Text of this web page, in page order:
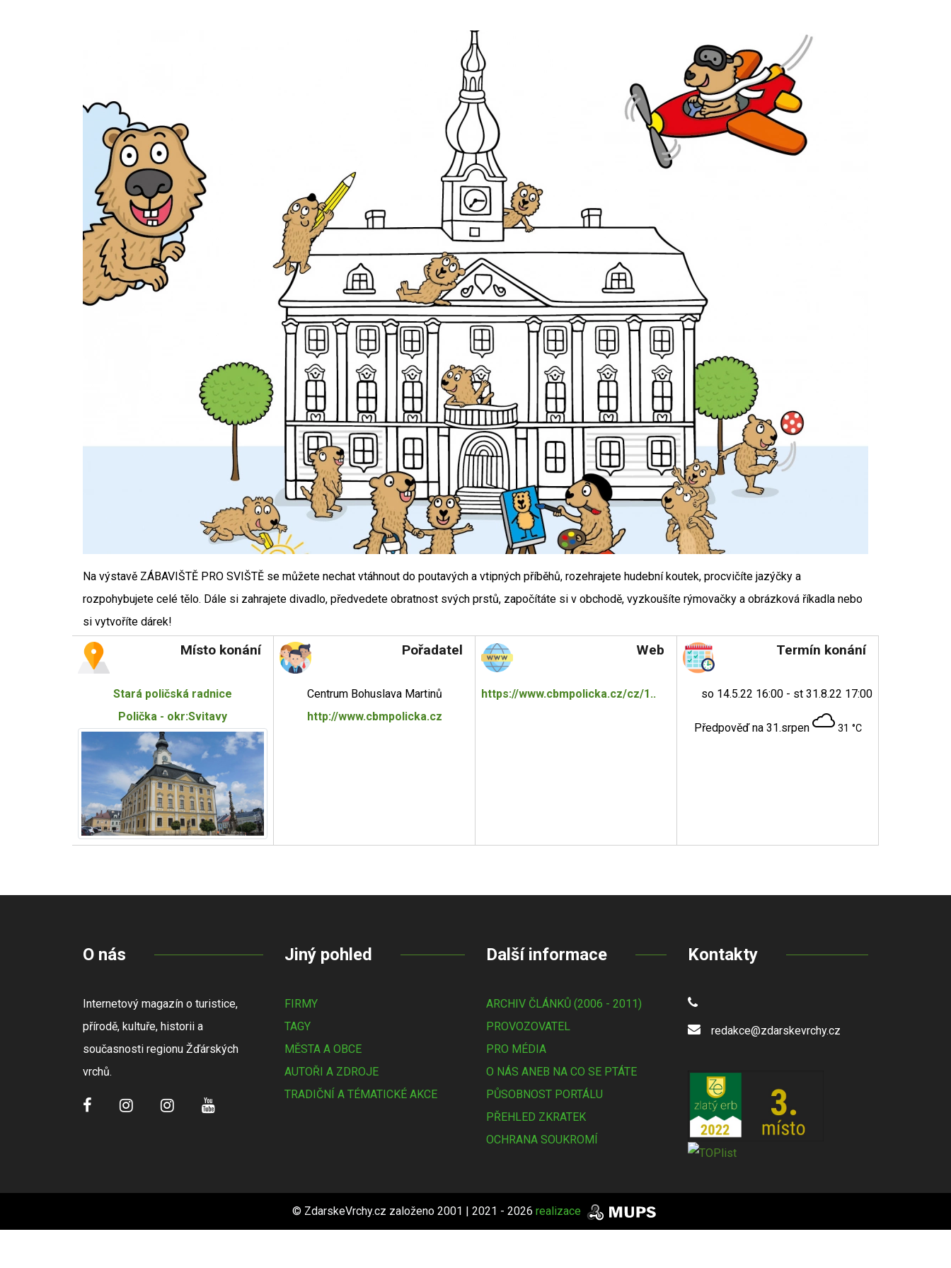
Na výstavě ZÁBAVIŠTĚ PRO SVIŠTĚ se můžete nechat vtáhnout do poutavých a vtipných příběhů, rozehrajete hudební koutek, procvičíte jazýčky a
rozpohybujete celé tělo. Dále si zahrajete divadlo, předvedete obratnost svých prstů, započítáte si v obchodě, vyzkoušíte rýmovačky a obrázková říkadla nebo
si vytvoříte dárek!
Místo konání
Stará poličská radnice
Polička - okr:Svitavy
Pořadatel
Centrum Bohuslava Martinů
http://www.cbmpolicka.cz
Web
https://www.cbmpolicka.cz/cz/1..
Termín konání
so 14.5.22 16:00 - st 31.8.22 17:00
Předpověď na 31.srpen 31 °C
O nás
Internetový magazín o turistice,
přírodě, kultuře, historii a
současnosti regionu Žďárských
vrchů.
Jiný pohled
FIRMY
TAGY
MĚSTA A OBCE
AUTOŘI A ZDROJE
TRADIČNÍ A TÉMATICKÉ AKCE
Další informace
ARCHIV ČLÁNKŮ (2006 - 2011)
PROVOZOVATEL
PRO MÉDIA
O NÁS ANEB NA CO SE PTÁTE
PŮSOBNOST PORTÁLU
PŘEHLED ZKRATEK
OCHRANA SOUKROMÍ
Kontakty
redakce@zdarskevrchy.cz
© ZdarskeVrchy.cz založeno 2001 | 2021 - 2026 realizace